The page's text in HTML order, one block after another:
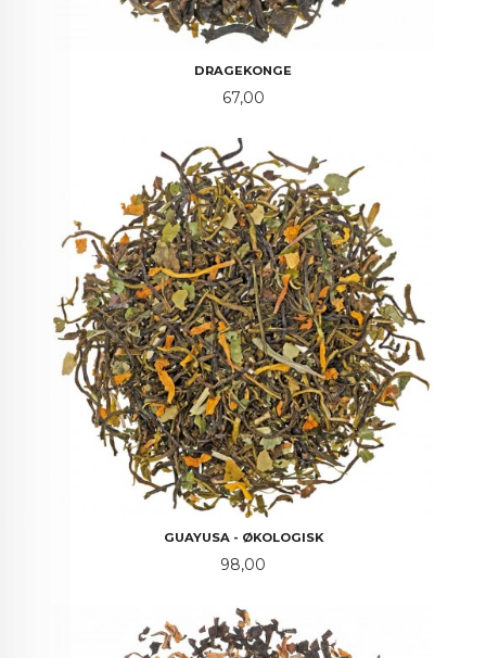
DRAGEKONGE
Pris
67,00
GUAYUSA - ØKOLOGISK
Pris
98,00